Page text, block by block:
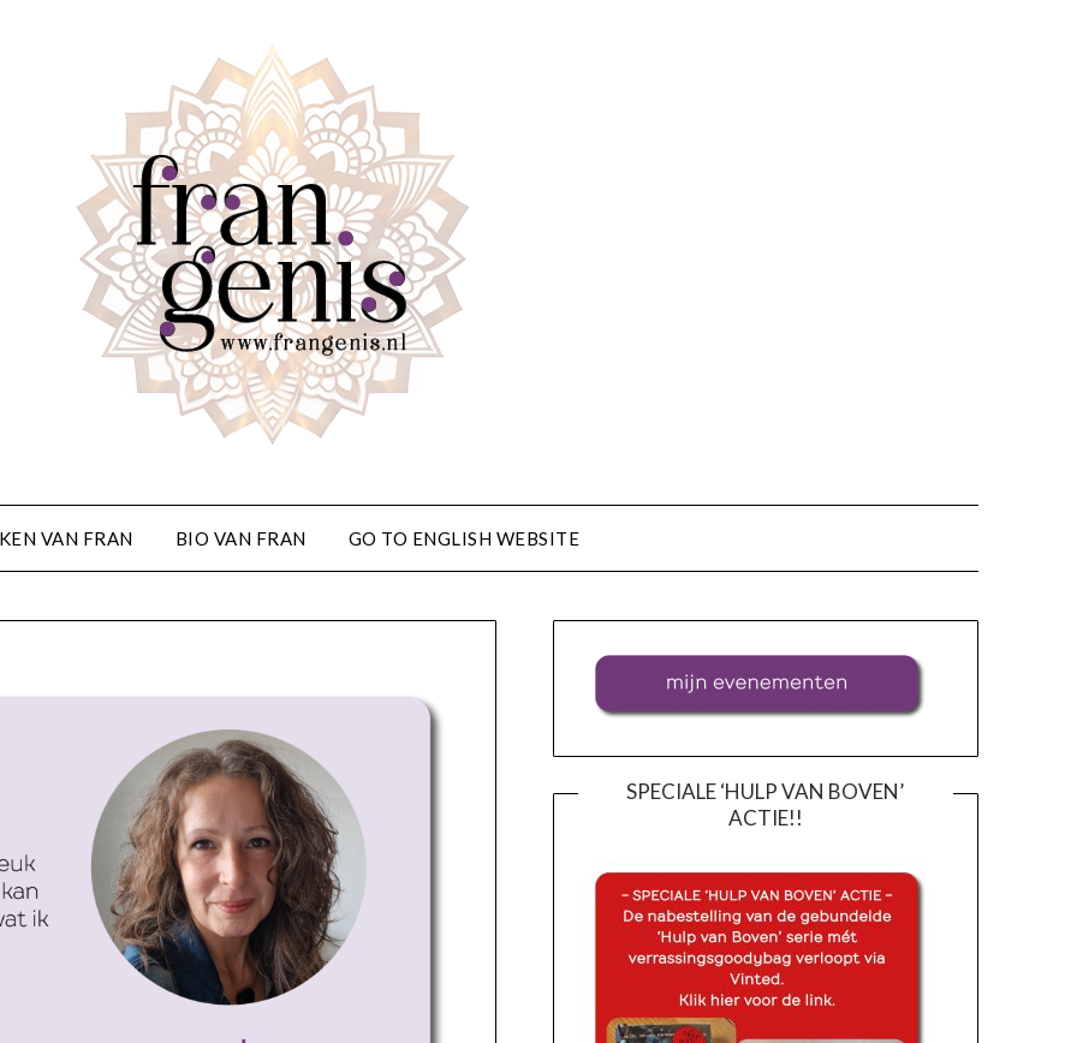
VAN FRAN BIO VAN FRAN GO TO ENGLISH WEBSITE
SPECIALE ‘HULP VAN BOVEN’
ACTIE!!